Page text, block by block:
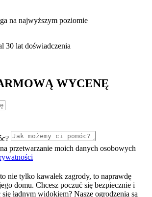
na najwyższym poziomie
30 lat doświadczenia
WYCENĘ
przetwarzanie moich danych osobowych
nie tylko kawałek zagrody, to naprawdę
domu. Chcesz poczuć się bezpiecznie i
ładnym widokiem? Nasze ogrodzenia są